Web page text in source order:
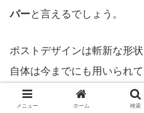
パーと言えるでしょう。
ポストデザインは斬新な形
自体は今までにも用いられ
な斬新さはありません。
メニュー ホーム 検索